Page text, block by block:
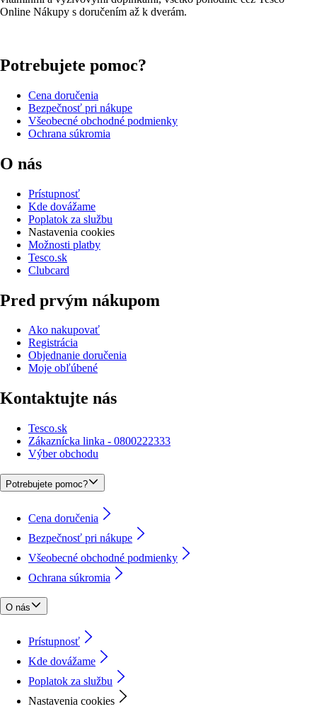
Online Nákupy s doručením až k dverám.
Potrebujete pomoc?
Cena doručenia
Bezpečnosť pri nákupe
Všeobecné obchodné podmienky
Ochrana súkromia
O nás
Prístupnosť
Kde dovážame
Poplatok za službu
Nastavenia cookies
Možnosti platby
Tesco.sk
Clubcard
Pred prvým nákupom
Ako nakupovať
Registrácia
Objednanie doručenia
Moje obľúbené
Kontaktujte nás
Tesco.sk
Zákaznícka linka - 0800222333
Výber obchodu
Potrebujete pomoc?
Cena doručenia
Bezpečnosť pri nákupe
Všeobecné obchodné podmienky
Ochrana súkromia
O nás
Prístupnosť
Kde dovážame
Poplatok za službu
Nastavenia cookies